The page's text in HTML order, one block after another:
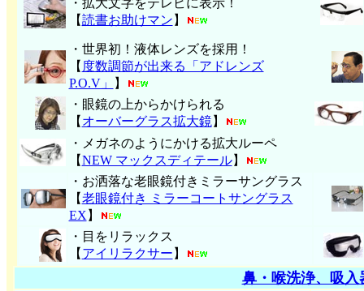
・拡大文字をテレビに表示！
【読書お助けマン 】
・世界初！液体レンズを採用！
【 度数調節が出来る「アドレンズ
P.O.V」
】
・眼鏡の上からかけられる
【 オーバーグラス拡大鏡】
・メガネのようにかける拡大ルーペ
【NEW マックスディテール】
・お洒落な老眼鏡付きミラーサングラス
【老眼鏡付き ミラーコートサングラス
EX 】
・目をリラックス
【 アイリラクサー 】
鼻・喉洗浄、吸入